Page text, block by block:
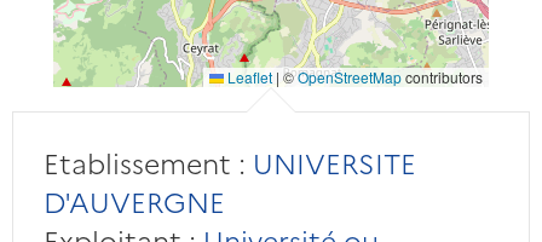
Leaflet | ©OpenStreetMapcontributors
Etablissement : UNIVERSITE
D'AUVERGNE